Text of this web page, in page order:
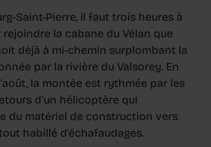
Saint-Pierre, il faut trois heures à
la cabane du Vélan que
déjà à mi-chemin surplombant la
par la rivière du Valsorey. En
la montée est rythmée par les
d’un hélicoptère qui
du matériel de construction vers
habillé d’échafaudages.